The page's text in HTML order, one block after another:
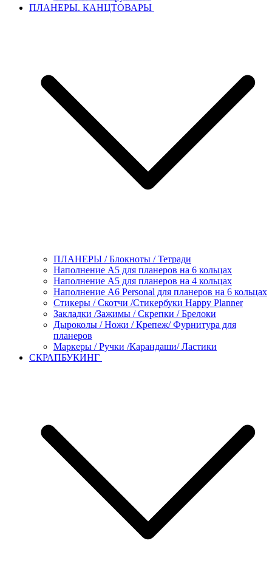
ПЛАНЕРЫ. КАНЦТОВАРЫ
ПЛАНЕРЫ / Блокноты / Тетради
Наполнение А5 для планеров на 6 кольцах
Наполнение А5 для планеров на 4 кольцах
Наполнение А6 Personal для планеров на 6 кольцах
Стикеры / Скотчи /Стикербуки Happy Planner
Закладки /Зажимы / Скрепки / Брелоки
Дыроколы / Ножи / Крепеж/ Фурнитура для
планеров
Маркеры / Ручки /Карандаши/ Ластики
СКРАПБУКИНГ